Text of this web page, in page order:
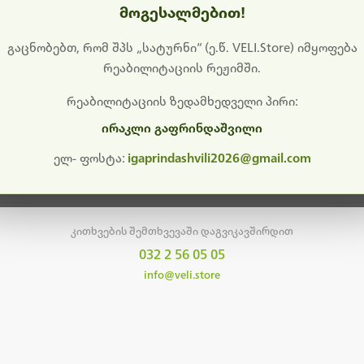
გიხდით შეფერხებისთვის. ამჟამად მიმდინარეობს
განახლება და ტექნიკური სამუშაოები.
მალე ისევ ხელმისაწვდომი იქნება. გმადლობთ მოთმინებისთვის!
მთავარ გვერდზე დაბრუნება
კითხვების შემთხვევაში დაგვიკავშირდით
032 2 56 05 05
info@veli.store
მოგესალმებით!
გაცნობებთ, რომ შპს „სატურნი“ (ე.წ. VELI.Store) იმყოფება
რეაბილიტაციის რეჟიმში.
რეაბილიტაციის ზედამხედველი პირი:
ირაკლი გაფრინდაშვილი
ელ- ფოსტა: igaprindashvili2026@gmail.com